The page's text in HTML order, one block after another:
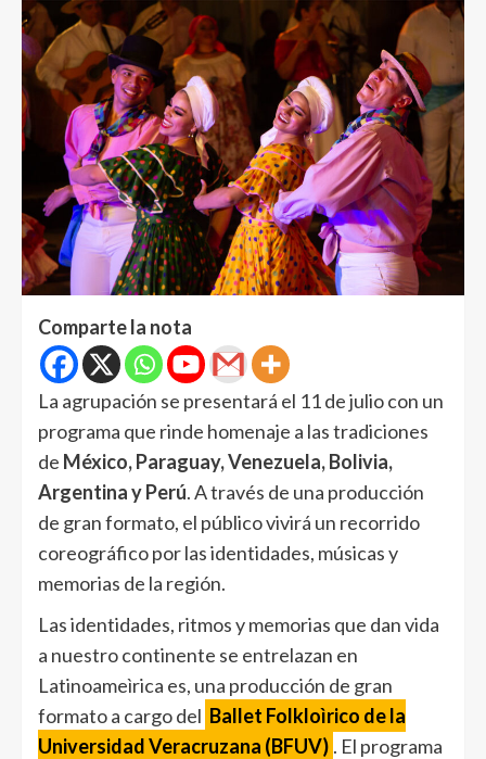
Comparte la nota
La agrupación se presentará el 11 de julio con un
programa que rinde homenaje a las tradiciones
de México, Paraguay, Venezuela, Bolivia,
Argentina y Perú. A través de una producción
de gran formato, el público vivirá un recorrido
coreográfico por las identidades, músicas y
memorias de la región.
Las identidades, ritmos y memorias que dan vida
a nuestro continente se entrelazan en
Latinoameìrica es, una producción de gran
formato a cargo del Ballet Folkloìrico de la
Universidad Veracruzana (BFUV) . El programa